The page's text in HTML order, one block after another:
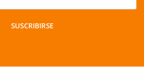
SUSCRIBIRSE